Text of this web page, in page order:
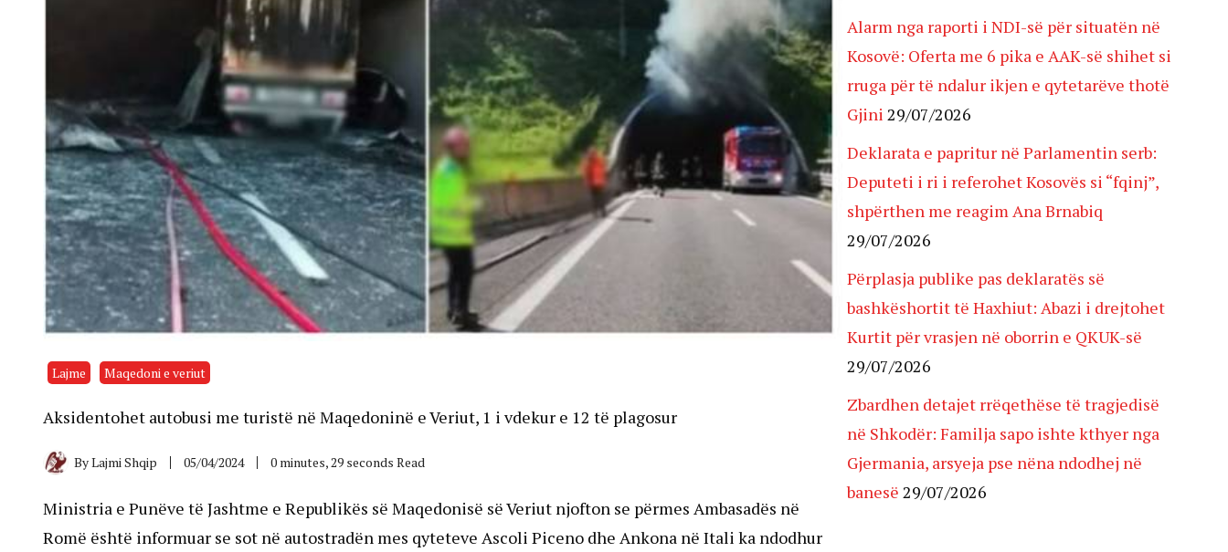
Lajme Maqedoni e veriut
Aksidentohet autobusi me turistë në Maqedoninë e Veriut, 1 i vdekur e 12 të plagosur
ByLajmi Shqip 05/04/2024 0 minutes, 29 seconds Read
Ministria e Punëve të Jashtme e Republikës së Maqedonisë së Veriut njofton se përmes Ambasadës në
Romë është informuar se sot në autostradën mes qyteteve Ascoli Piceno dhe Ankona në Itali ka ndodhur
Alarm nga raporti i NDI-së për situatën në
Kosovë: Oferta me 6 pika e AAK-së shihet si
rruga për të ndalur ikjen e qytetarëve thotë
Gjini 29/07/2026
Deklarata e papritur në Parlamentin serb:
Deputeti i ri i referohet Kosovës si “fqinj”,
shpërthen me reagim Ana Brnabiq
29/07/2026
Përplasja publike pas deklaratës së
bashkëshortit të Haxhiut: Abazi i drejtohet
Kurtit për vrasjen në oborrin e QKUK-së
29/07/2026
Zbardhen detajet rrëqethëse të tragjedisë
në Shkodër: Familja sapo ishte kthyer nga
Gjermania, arsyeja pse nëna ndodhej në
banesë 29/07/2026